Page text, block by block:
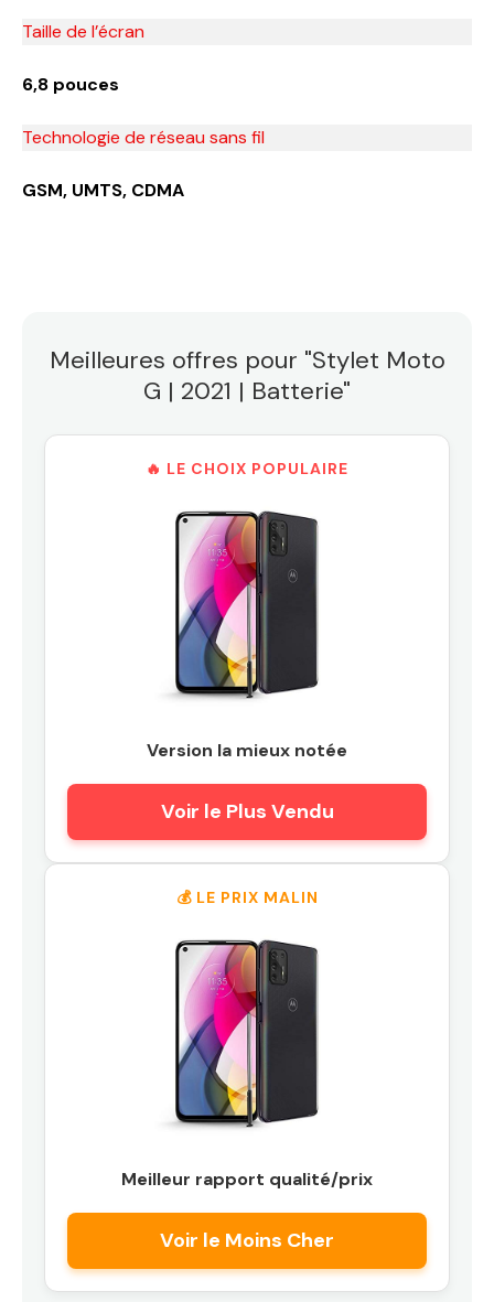
Taille de l’écran
6,8 pouces
Technologie de réseau sans fil
GSM, UMTS, CDMA
Meilleures offres pour "Stylet Moto
G | 2021 | Batterie"
🔥 LE CHOIX POPULAIRE
Version la mieux notée
Voir le Plus Vendu
💰 LE PRIX MALIN
Meilleur rapport qualité/prix
Voir le Moins Cher